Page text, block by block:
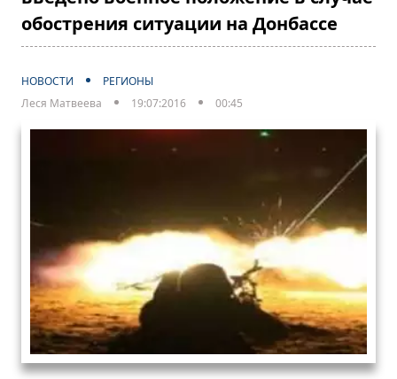
обострения ситуации на Донбассе
НОВОСТИ
РЕГИОНЫ
Леся Матвеева
19:07:2016 00:45